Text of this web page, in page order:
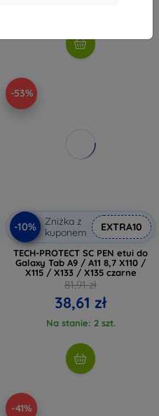
-53%
-10%
Zniżka z
kuponem
EXTRA10
TECH-PROTECT SC PEN etui do
Galaxy Tab A9 / A11 8,7 X110 /
X115 / X133 / X135 czarne
81,91 zł
38,61 zł
Na stanie: 2 szt.
-41%